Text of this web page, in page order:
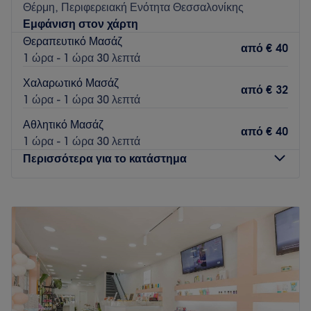
Συγκοινωνία:
Το κατάστημα βρίσκεται λίγα λεπτά με τα πόδια από την
στάση του λεωφορείου 5
Η ομάδα:
Το προσωπικό είναι άρτια εκπαιδευμένο με πολλά χρόνια
εμπειρίας, έτοιμο να σας χαρίσει μια ξεχωριστή εμπειρία.
Τι μας αρέσει:
Περιβάλλον: Χαλαρωτικό και φιλόξενο
Θέρμη, Περιφερειακή Ενότητα Θεσσαλονίκης
Εμφάνιση στον χάρτη
Θεραπευτικό Μασάζ
1 ώρα - 1 ώρα 30 λεπτά
από € 40
Χαλαρωτικό Μασάζ
1 ώρα - 1 ώρα 30 λεπτά
από € 32
Αθλητικό Μασάζ
1 ώρα - 1 ώρα 30 λεπτά
από € 40
Περισσότερα για το κατάστημα
Τετάρτη
10:00
Πέμπτη
10:00
Παρασκευή
10:00
Σάββατο
10:00
18:00
Κυριακή
Κλειστό